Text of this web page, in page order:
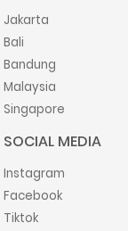
Jakarta
Bali
Bandung
Malaysia
Singapore
SOCIAL MEDIA
Instagram
Facebook
Tiktok